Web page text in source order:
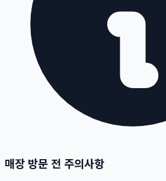
매장 방문 전 주의사항